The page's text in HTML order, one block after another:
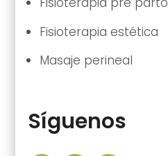
Fisioterapia estética
Masaje perineal
Síguenos